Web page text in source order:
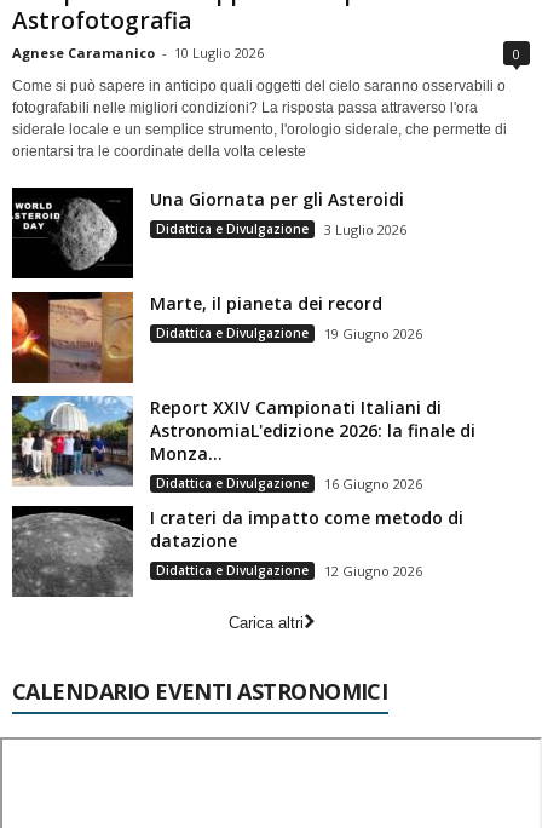
Astrofotografia
Agnese Caramanico - 10 Luglio 2026 0
Come si può sapere in anticipo quali oggetti del cielo saranno osservabili o
fotografabili nelle migliori condizioni? La risposta passa attraverso l'ora
siderale locale e un semplice strumento, l'orologio siderale, che permette di
orientarsi tra le coordinate della volta celeste
Una Giornata per gli Asteroidi
Didattica e Divulgazione 3 Luglio 2026
Marte, il pianeta dei record
Didattica e Divulgazione 19 Giugno 2026
Report XXIV Campionati Italiani di
AstronomiaL'edizione 2026: la finale di
Monza...
Didattica e Divulgazione 16 Giugno 2026
I crateri da impatto come metodo di
datazione
Didattica e Divulgazione 12 Giugno 2026
Carica altri
CALENDARIO EVENTI ASTRONOMICI